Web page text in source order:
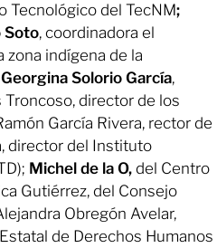
Tecnológico del TecNM;
Soto, coordinadora el
zona indígena de la
Georgina Solorio García,
Troncoso, director de los
García Rivera, rector de
director del Instituto
Michel de la O, del Centro
Gutiérrez, del Consejo
Obregón Avelar,
de Derechos Humanos